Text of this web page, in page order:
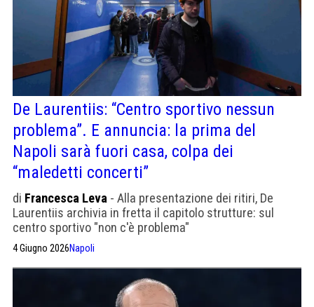
De Laurentiis: “Centro sportivo nessun
problema”. E annuncia: la prima del
Napoli sarà fuori casa, colpa dei
“maledetti concerti”
di Francesca Leva - Alla presentazione dei ritiri, De
Laurentiis archivia in fretta il capitolo strutture: sul
centro sportivo "non c'è problema"
4 Giugno 2026Napoli